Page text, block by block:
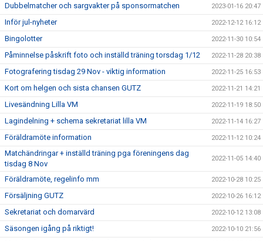
Dubbelmatcher och sargvakter på sponsormatchen 2023-01-16 20:47
Inför jul-nyheter 2022-12-12 16:12
Bingolotter 2022-11-30 10:54
Påminnelse påskrift foto och inställd träning torsdag 1/12 2022-11-28 20:38
Fotografering tisdag 29 Nov - viktig information 2022-11-25 16:53
Kort om helgen och sista chansen GUTZ 2022-11-21 14:21
Livesändning Lilla VM 2022-11-19 18:50
Lagindelning + schema sekretariat lilla VM 2022-11-14 16:27
Föräldramöte information 2022-11-12 10:24
Matchändringar + inställd träning pga föreningens dag
tisdag 8 Nov
2022-11-05 14:40
Föräldramöte, regelinfo mm 2022-10-28 10:25
Försäljning GUTZ 2022-10-26 16:12
Sekretariat och domarvärd 2022-10-12 13:08
Säsongen igång på riktigt! 2022-10-10 21:56